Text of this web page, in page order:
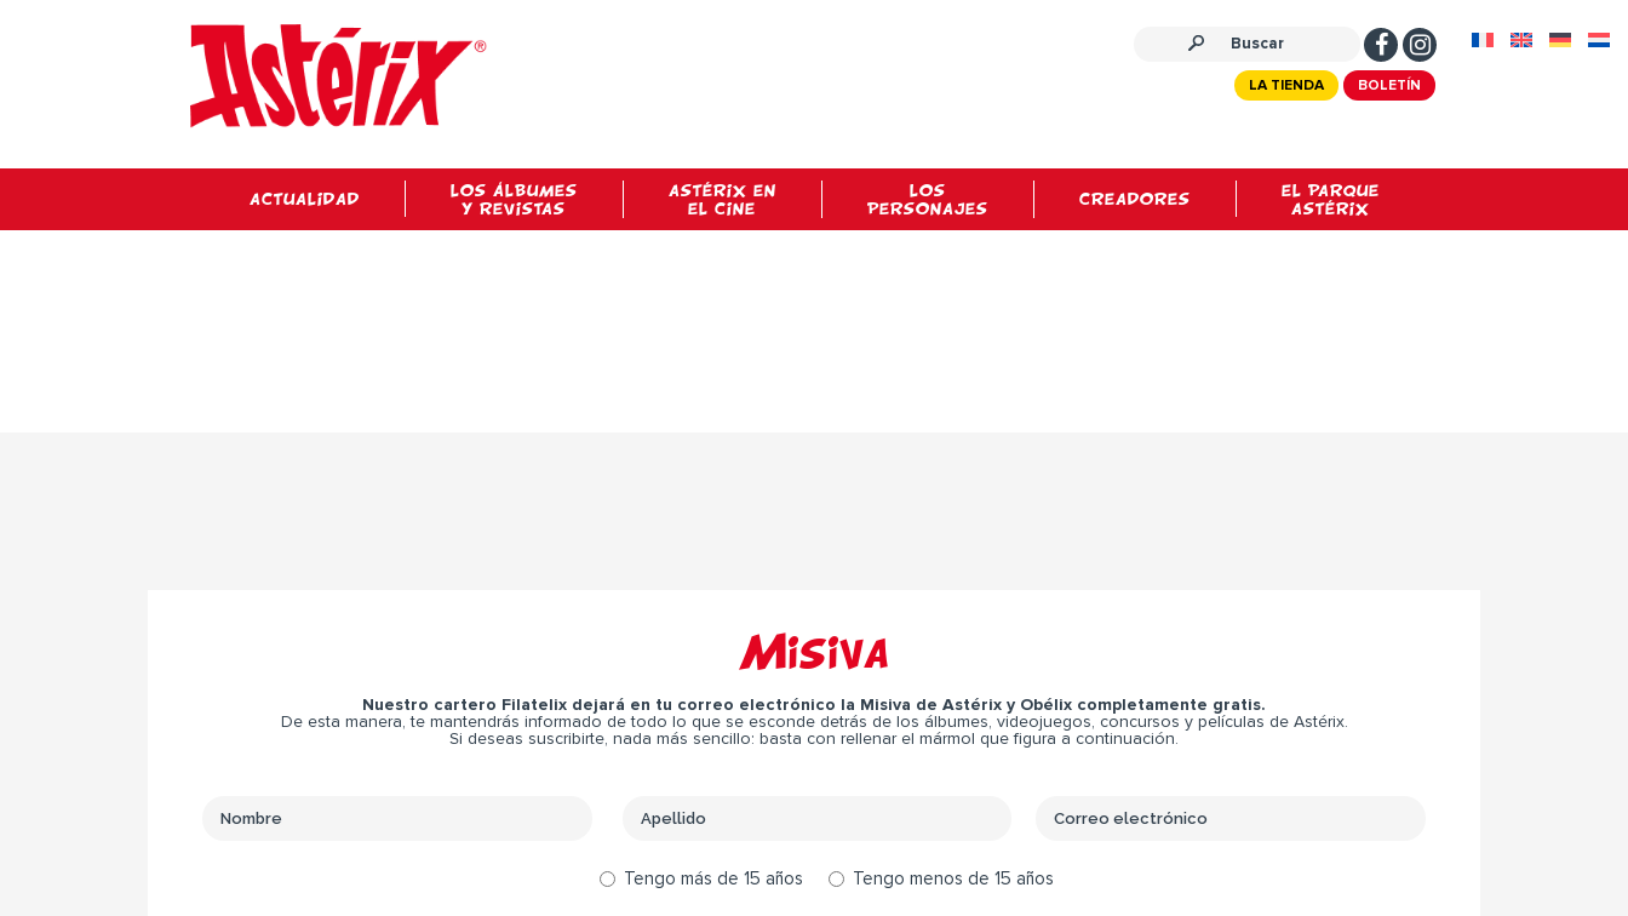
BOLETÍN
LA TIENDA
ACTUALIDAD
LOS ÁLBUMES
Y REVISTAS
ASTÉRIX EN
EL CINE
LOS
PERSONAJES
CREADORES
EL PARQUE
ASTÉRIX
Misiva
Nuestro cartero Filatelix dejará en tu correo electrónico la Misiva de Astérix y Obélix completamente gratis.
De esta manera, te mantendrás informado de todo lo que se esconde detrás de los álbumes, videojuegos, concursos y películas de Astérix.
Si deseas suscribirte, nada más sencillo: basta con rellenar el mármol que figura a continuación.
Tengo más de 15 años Tengo menos de 15 años